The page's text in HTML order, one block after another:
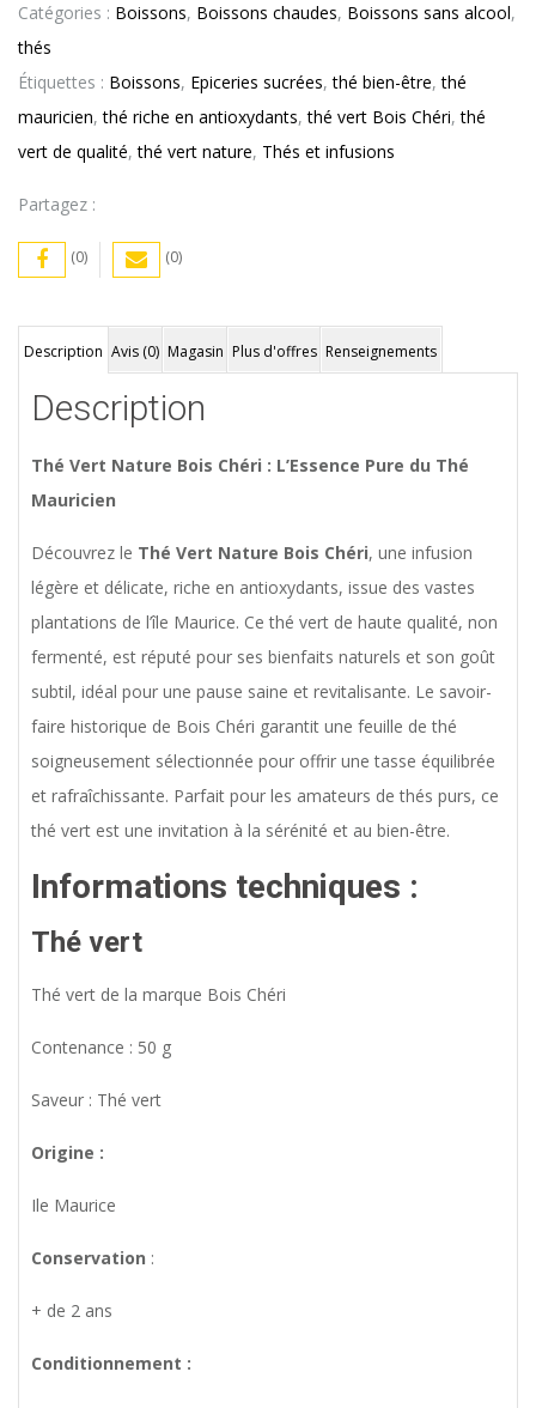
Catégories : Boissons, Boissons chaudes, Boissons sans alcool,
thés
Étiquettes : Boissons, Epiceries sucrées,thé bien-être,thé
mauricien,thé riche en antioxydants,thé vert Bois Chéri,thé
vert de qualité,thé vert nature, Thés et infusions
Partagez :
(0) (0)
Description Avis (0) Magasin Plus d'offres Renseignements
Description
Thé Vert Nature Bois Chéri : L’Essence Pure du Thé
Mauricien
Découvrez le Thé Vert Nature Bois Chéri, une infusion
légère et délicate, riche en antioxydants, issue des vastes
plantations de l’île Maurice. Ce thé vert de haute qualité, non
fermenté, est réputé pour ses bienfaits naturels et son goût
subtil, idéal pour une pause saine et revitalisante. Le savoir-
faire historique de Bois Chéri garantit une feuille de thé
soigneusement sélectionnée pour offrir une tasse équilibrée
et rafraîchissante. Parfait pour les amateurs de thés purs, ce
thé vert est une invitation à la sérénité et au bien-être.
Informations techniques :
Thé vert
Thé vert de la marque Bois Chéri
Contenance : 50 g
Saveur : Thé vert
Origine :
Ile Maurice
Conservation :
+ de 2 ans
Conditionnement :